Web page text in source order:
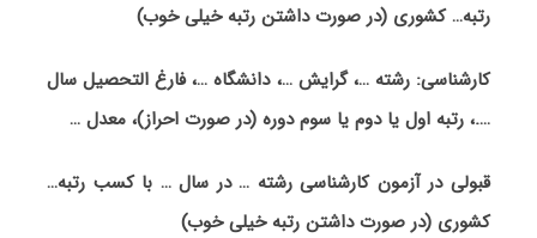
رتبه… کشوری (در صورت داشتن رتبه خیلی خوب)
کارشناسی: رشته …، گرایش …، دانشگاه …، فارغ التحصیل سال
….، رتبه اول یا دوم یا سوم دوره (در صورت احراز)، معدل …
قبولی در آزمون کارشناسی رشته …در سال … با کسب رتبه…
کشوری (در صورت داشتن رتبه خیلی خوب)